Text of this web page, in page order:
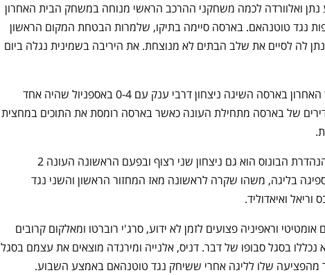
ואלוורדה לכמה משחקני ההרכב הראשי מנוחה במשחק הבית האחרון
נגד טוטנהאם. בארסה סיימה בתיקו, שלמרות הבטחת המקום הראשון
לה לסיים את שלב הבתים לא מנוצחת. את היריבה בשמינית נגלה ביום
בליגה, במחזור האחרון בארסה השיגה ניצחון דרבי ענק עם 0-4 באספניול שהיה אחד
של בארסה מתחילת העונה כאשר בארסה רומסת את התוכים במחצית
בנוסף ליכולת הנהדרת הבונוס הוא גם ניצחון שני רצוף ובפעם הראשונה העונה 2
בליגה, משהו שקרה לראשונה מאז המחזור הראשון והשני נגד
וריאל ואיאדוליד.
וראפיניה פצועים לזמן לא ידוע, סרג'י רוברטו ומאלקום קרובים
בסגל סבופו של דבר. דניס, אלנייה ומירנדה מוצאים את עצמם בסגל
מהפציעה שלו לליגה אחרי ששיחק נגד טוטנהאם באמצע השבוע.